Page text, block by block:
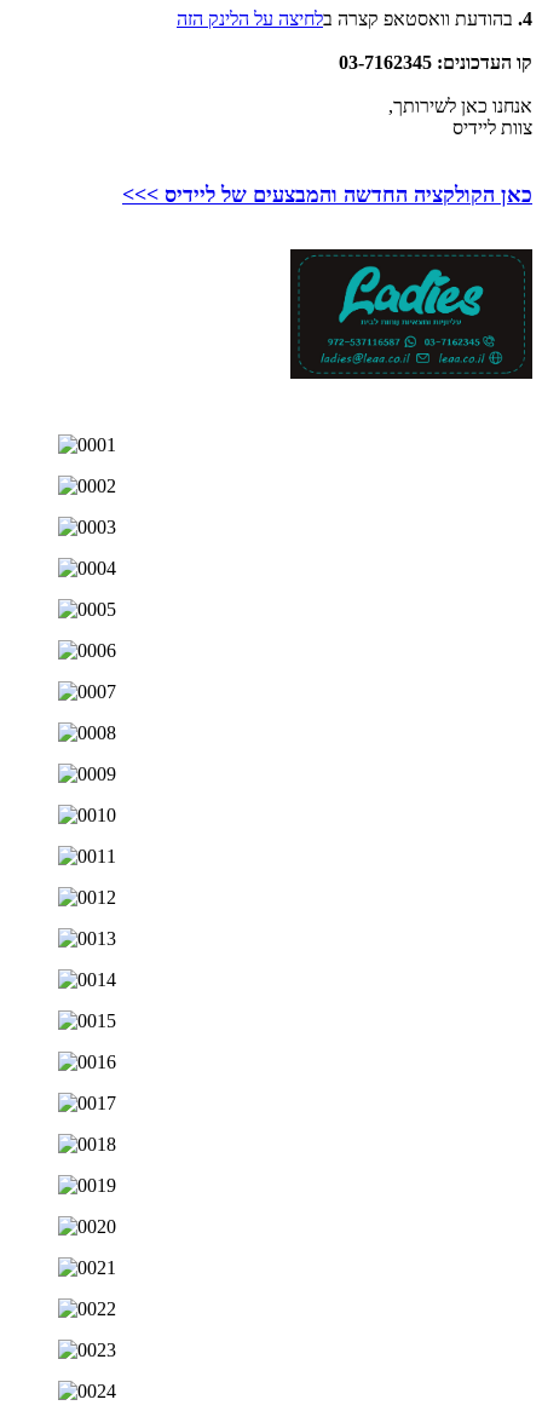
4. בהודעת וואסטאפ קצרה בלחיצה על הלינק הזה
קו העדכונים: 03-7162345
אנחנו כאן לשירותך,
צוות ליידיס
כאן הקולקציה החדשה והמבצעים של ליידיס >>>